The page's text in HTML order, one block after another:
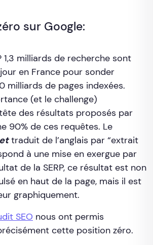
sur Google:
1,3 milliards de recherche sont
en France pour sonder
milliards de pages indexées.
(et le challenge)
des résultats proposés par
90% de ces requêtes. Le
traduit de l’anglais par “extrait
à une mise en exergue par
de la SERP, ce résultat est non
en haut de la page, mais il est
graphiquement.
SEO nous ont permis
cette position zéro.